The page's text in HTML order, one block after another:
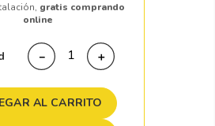
gratis comprando
online
＋
－
AL CARRITO